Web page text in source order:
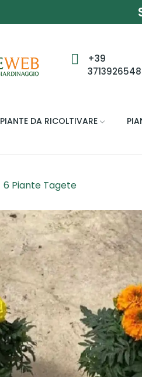
+39
3713926548
PIANTE DA RICOLTIVARE
6 Piante Tagete